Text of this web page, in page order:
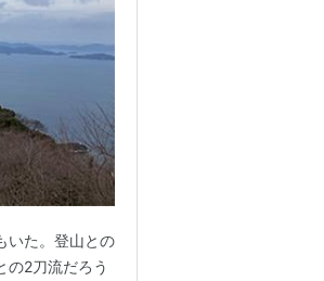
いた。登山との
の2刀流だろう